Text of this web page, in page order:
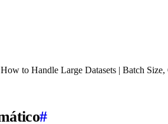
to Handle Large Datasets | Batch
#